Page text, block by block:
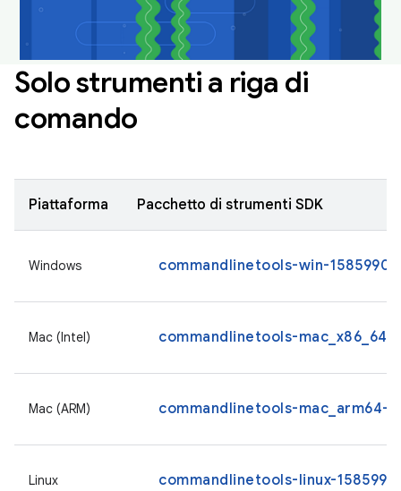
Solo strumenti a riga di
comando
Piattaforma Pacchetto di strumenti SDK
Windows commandlinetools-win-
Mac (Intel) commandlinetools-mac_x86_64-
Mac (ARM) commandlinetools-mac_arm64-
Linux commandlinetools-linux-